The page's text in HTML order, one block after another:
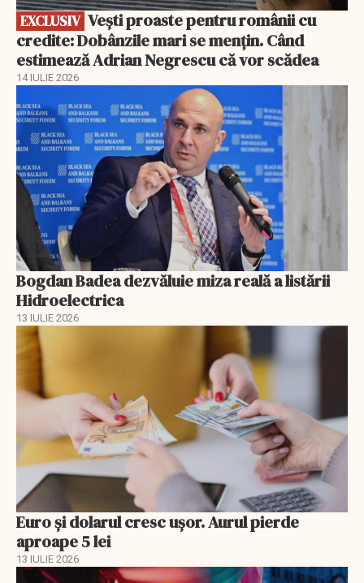
EXCLUSIV
credite: Dobânzile mari se mențin. Când
estimează Adrian Negrescu că vor scădea
14 IULIE 2026
Bogdan Badea dezvăluie miza reală a listării
Hidroelectrica
13 IULIE 2026
Euro și dolarul cresc ușor. Aurul pierde
aproape 5 lei
13 IULIE 2026